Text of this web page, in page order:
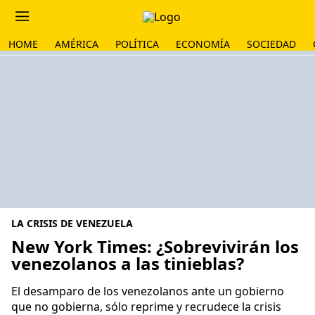
HOME AMÉRICA POLÍTICA ECONOMÍA SOCIEDAD
LA CRISIS DE VENEZUELA
New York Times: ¿Sobrevivirán los
venezolanos a las tinieblas?
El desamparo de los venezolanos ante un gobierno
que no gobierna, sólo reprime y recrudece la crisis